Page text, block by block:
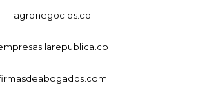
agronegocios.co